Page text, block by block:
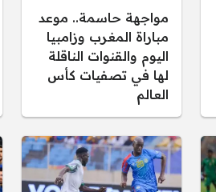
مواجهة حاسمة.. موعد
مباراة المغرب وزامبيا
اليوم والقنوات الناقلة
لها في تصفيات كأس
العالم